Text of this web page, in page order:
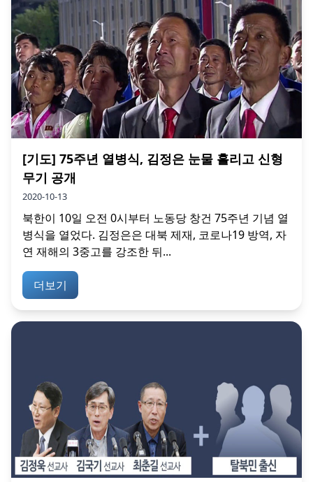
[기도] 75주년 열병식, 김정은 눈물 흘리고 신형
무기 공개
2020-10-13
북한이 10일 오전 0시부터 노동당 창건 75주년 기념 열
병식을 열었다. 김정은은 대북 제재, 코로나19 방역, 자
연 재해의 3중고를 강조한 뒤...
더보기